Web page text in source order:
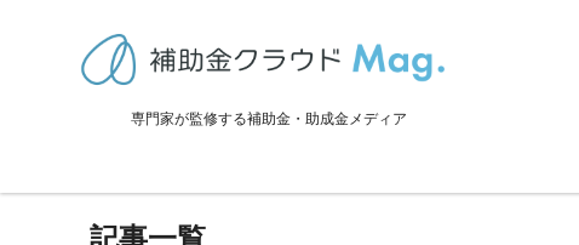
専門家が監修する補助金・助成金メディア
>補助金・助成金詳細
販路拡大に関連する記事
記事一覧